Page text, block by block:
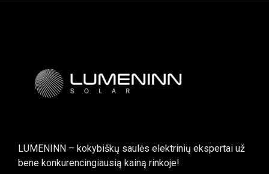
LUMENINN – kokybiškų saulės elektrinių ekspertai už
bene konkurencingiausią kainą rinkoje!